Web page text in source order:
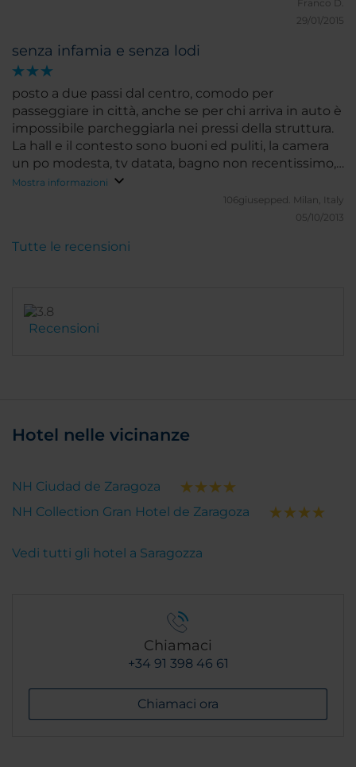
Franco D.
29/01/2015
senza infamia e senza lodi
posto a due passi dal centro, comodo per
passeggiare in città, anche se per chi arriva in auto è
impossibile parcheggiarla nei pressi della struttura.
La hall e il contesto sono buoni ed puliti, la camera
un po modesta, tv datata, bagno non recentissimo,
ma abbastanza pulito, camera un po buia e con un
forte odore di naftalina. Buona e sodisfacente la
Mostra informazioni
106giusepped. Milan, Italy
05/10/2013
Recensioni
Tutte le recensioni
Hotel nelle vicinanze
NH Ciudad de Zaragoza
NH Collection Gran Hotel de Zaragoza
Vedi tutti gli hotel a Saragozza
Chiamaci
+34 91 398 46 61
Chiamaci ora